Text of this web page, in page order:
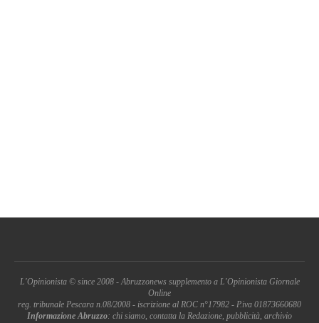
L'Opinionista © since 2008 - Abruzzonews supplemento a L'Opinionista Giornale
Online
reg. tribunale Pescara n.08/2008 - iscrizione al ROC n°17982 - P.iva 01873660680
Informazione Abruzzo: chi siamo, contatta la Redazione, pubblicità, archivio